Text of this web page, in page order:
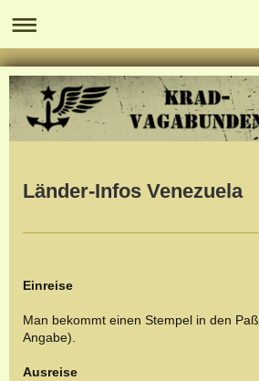
Länder-Infos Venezuela
Einreise
Man bekommt einen Stempel in den Paß
Angabe).
Ausreise